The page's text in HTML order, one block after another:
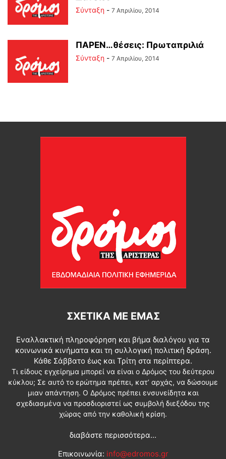
Σύνταξη - 7 Απριλίου, 2014
ΠΑΡΕΝ…θέσεις: Πρωταπριλιά
Σύνταξη - 7 Απριλίου, 2014
ΣΧΕΤΙΚΆ ΜΕ ΕΜΆΣ
Εναλλακτική πληροφόρηση και βήμα διαλόγου για τα
κοινωνικά κινήματα και τη συλλογική πολιτική δράση.
Κάθε Σάββατο έως και Τρίτη στα περίπτερα.
Τι είδους εγχείρημα μπορεί να είναι ο Δρόμος του δεύτερου
κύκλου; Σε αυτό το ερώτημα πρέπει, κατ’ αρχάς, να δώσουμε
μιαν απάντηση. Ο Δρόμος πρέπει ενσυνείδητα και
σχεδιασμένα να προσδιοριστεί ως συμβολή διεξόδου της
χώρας από την καθολική κρίση.
διαβάστε περισσότερα...
Επικοινωνία: info@edromos.gr